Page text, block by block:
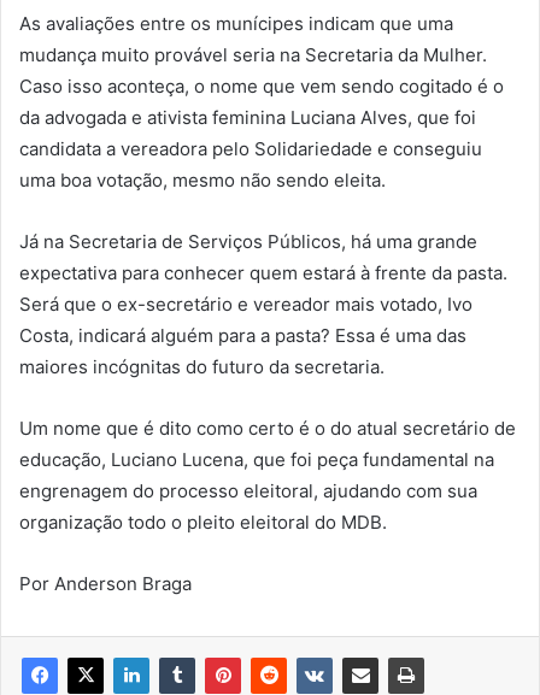
As avaliações entre os munícipes indicam que uma
mudança muito provável seria na Secretaria da Mulher.
Caso isso aconteça, o nome que vem sendo cogitado é o
da advogada e ativista feminina Luciana Alves, que foi
candidata a vereadora pelo Solidariedade e conseguiu
uma boa votação, mesmo não sendo eleita.
Já na Secretaria de Serviços Públicos, há uma grande
expectativa para conhecer quem estará à frente da pasta.
Será que o ex-secretário e vereador mais votado, Ivo
Costa, indicará alguém para a pasta? Essa é uma das
maiores incógnitas do futuro da secretaria.
Um nome que é dito como certo é o do atual secretário de
educação, Luciano Lucena, que foi peça fundamental na
engrenagem do processo eleitoral, ajudando com sua
organização todo o pleito eleitoral do MDB.
Por Anderson Braga